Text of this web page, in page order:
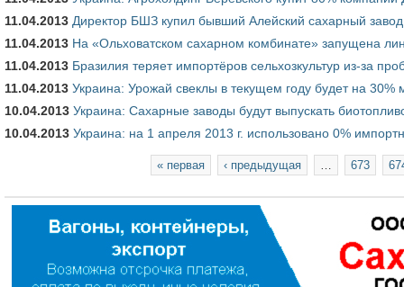
11.04.2013 Директор БШЗ купил бывший Алейский сахарный завод
11.04.2013 На «Ольховатском сахарном комбинате» запущена
11.04.2013 Бразилия теряет импортёров сельхозкультур из-за
11.04.2013 Украина: Урожай свеклы в текущем году будет на 30%
10.04.2013 Украина: Сахарные заводы будут выпускать
10.04.2013 Украина: на 1 апреля 2013 г. использовано 0%
« первая ‹ предыдущая 673